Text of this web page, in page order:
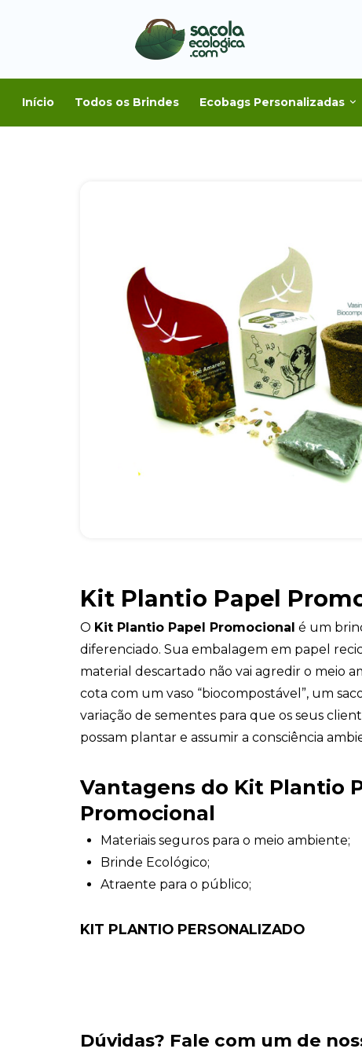
Início Todos os Brindes Ecobags Personalizadas
Kit Plantio Papel
O Kit Plantio Papel Promocional é um
diferenciado. Sua embalagem em papel
material descartado não vai agredir o meio
cota com um vaso “biocompostável”, um
variação de sementes para que os seus
possam plantar e assumir a consciência
Vantagens do Kit Plantio
Promocional
Materiais seguros para o meio ambiente;
Brinde Ecológico;
Atraente para o público;
KIT PLANTIO PERSONALIZADO
Dúvidas? Fale com um de